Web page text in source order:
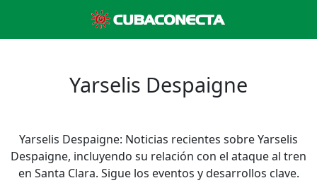
Yarselis Despaigne
Yarselis Despaigne: Noticias recientes sobre Yarselis
Despaigne, incluyendo su relación con el ataque al tren
en Santa Clara. Sigue los eventos y desarrollos clave.